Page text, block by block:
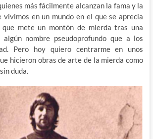
más fácilmente alcanzan la fama y la
vivimos en un mundo en el que se aprecia
que mete un montón de mierda tras una
nombre pseudoprofundo que a los
Pero hoy quiero centrarme en unos
hicieron obras de arte de la mierda como
duda.